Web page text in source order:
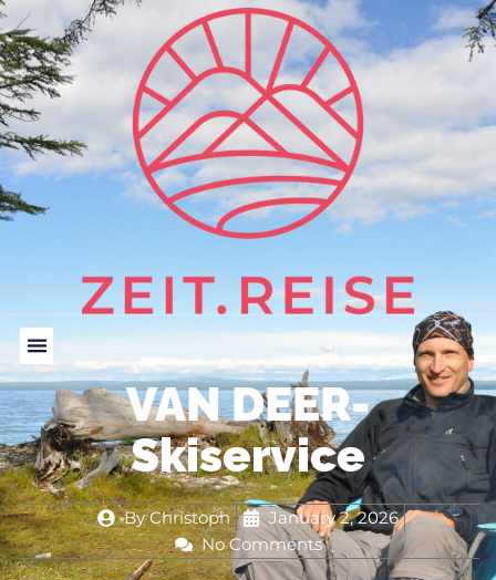
VAN DEER-
Skiservice
ByChristoph
January 2, 2026
No Comments